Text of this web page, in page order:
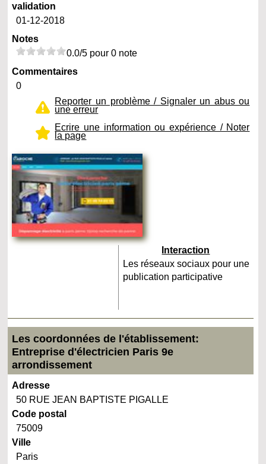
validation
01-12-2018
Notes
0.0/5 pour 0 note
Commentaires
0
Reporter un problème / Signaler un abus ou
une erreur
Ecrire une information ou expérience / Noter
la page
Interaction
Les réseaux sociaux pour une
publication participative
Les coordonnées de l'établissement:
Entreprise d'électricien Paris 9e
arrondissement
Adresse
50 RUE JEAN BAPTISTE PIGALLE
Code postal
75009
Ville
Paris